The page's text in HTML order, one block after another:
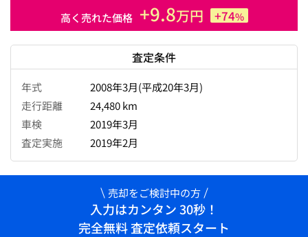
高く売れた価格 +9.8万円 +74%
査定条件
年式
2008年3月(平成20年3月)
走行距離
24,480 km
車検
2019年3月
査定実施
2019年2月
売却をご検討中の方
入力はカンタン 30秒！
完全無料 査定依頼スタート